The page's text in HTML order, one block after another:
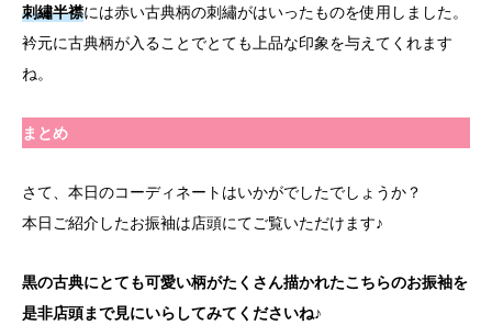
刺繡半襟には赤い古典柄の刺繡がはいったものを使用しました。
衿元に古典柄が入ることでとても上品な印象を与えてくれます
ね。
まとめ
さて、本日のコーディネートはいかがでしたでしょうか？
本日ご紹介したお振袖は店頭にてご覧いただけます♪
黒の古典にとても可愛い柄がたくさん描かれたこちらのお振袖を
是非店頭まで見にいらしてみてくださいね♪